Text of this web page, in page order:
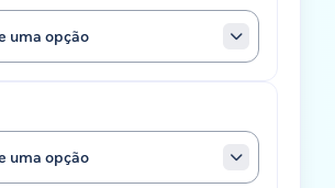
uma opção
uma opção